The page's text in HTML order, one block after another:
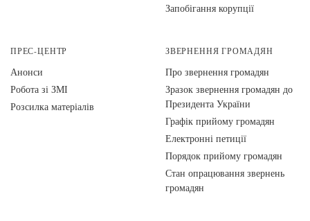
Запобігання корупції
ПРЕС-ЦЕНТР
Анонси
Робота зі ЗМІ
Розсилка матеріалів
ЗВЕРНЕННЯ ГРОМАДЯН
Про звернення громадян
Зразок звернення громадян до
Президента України
Графік прийому громадян
Електронні петиції
Порядок прийому громадян
Стан опрацювання звернень
громадян